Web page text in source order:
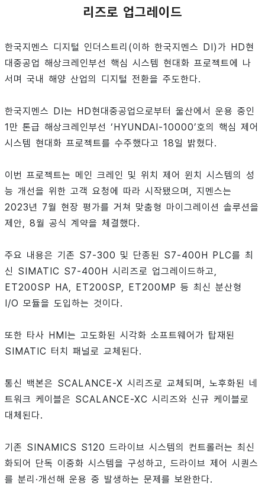
리즈로 업그레이드
한국지멘스 디지털 인더스트리(이하 한국지멘스 DI)가 HD현
대중공업 해상크레인부선 핵심 시스템 현대화 프로젝트에 나
서며 국내 해양 산업의 디지털 전환을 주도한다.
한국지멘스 DI는 HD현대중공업으로부터 울산에서 운용 중인
1만 톤급 해상크레인부선 ‘HYUNDAI-10000’호의 핵심 제어
시스템 현대화 프로젝트를 수주했다고 18일 밝혔다.
이번 프로젝트는 메인 크레인 및 위치 제어 윈치 시스템의 성
능 개선을 위한 고객 요청에 따라 시작됐으며, 지멘스는
2023년 7월 현장 평가를 거쳐 맞춤형 마이그레이션 솔루션을
제안, 8월 공식 계약을 체결했다.
주요 내용은 기존 S7-300 및 단종된 S7-400H PLC를 최
신 SIMATIC S7-400H 시리즈로 업그레이드하고,
ET200SP HA, ET200SP, ET200MP 등 최신 분산형
I/O 모듈을 도입하는 것이다.
또한 타사 HMI는 고도화된 시각화 소프트웨어가 탑재된
SIMATIC 터치 패널로 교체된다.
통신 백본은 SCALANCE-X 시리즈로 교체되며, 노후화된 네
트워크 케이블은 SCALANCE-XC 시리즈와 신규 케이블로
대체된다.
기존 SINAMICS S120 드라이브 시스템의 컨트롤러는 최신
화되어 단독 이중화 시스템을 구성하고, 드라이브 제어 시퀀스
를 분리·개선해 운용 중 발생하는 문제를 보완한다.